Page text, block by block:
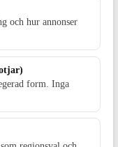
som sedan 2002 ger
Värnamo.nu. Från
Gnosjö,
Skillingaryd
och hur annonser
form. Inga